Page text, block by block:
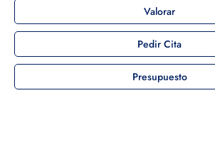
Valorar
Pedir Cita
Presupuesto